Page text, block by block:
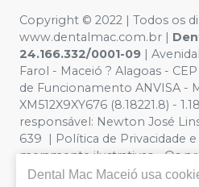
Copyright © 2022 | Todos os
www.dentalmac.com.br |
24.166.332/0001-09 |
Farol - Maceió ? Alagoas -
de Funcionamento ANVISA -
XM512X9XY676 (8.18221.8) -
responsável: Newton José
639 | Política de Privacidade
meramente ilustrativas - Os
virtual estão sujeitos a
Dental Mac Maceió usa